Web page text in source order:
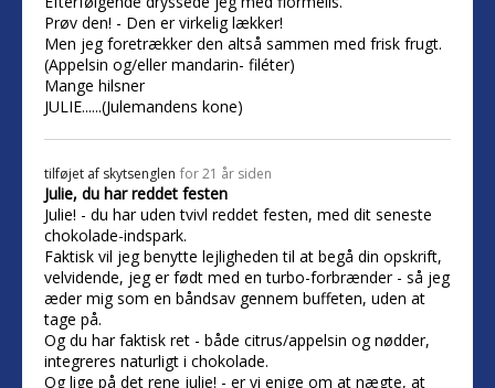
Prøv den! - Den er virkelig lækker!
Men jeg foretrækker den altså sammen med frisk frugt.
(Appelsin og/eller mandarin- filéter)
Mange hilsner
JULIE......(Julemandens kone)
tilføjet af skytsenglen for 21 år siden
Julie, du har reddet festen
Julie! - du har uden tvivl reddet festen, med dit seneste
chokolade-indspark.
Faktisk vil jeg benytte lejligheden til at begå din opskrift,
velvidende, jeg er født med en turbo-forbrænder - så jeg
æder mig som en båndsav gennem buffeten, uden at
tage på.
Og du har faktisk ret - både citrus/appelsin og nødder,
integreres naturligt i chokolade.
Og lige på det rene julie! - er vi enige om at nægte, at